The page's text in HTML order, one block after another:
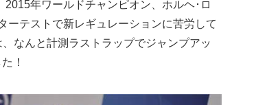
年ワールドチャンピオン、ホルヘ･ロ
テストで新レギュレーションに苦労して
なんと計測ラストラップでジャンプアッ
た！